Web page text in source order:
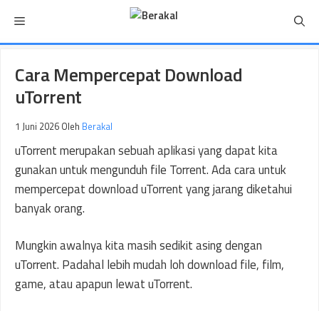
isi
Menu
Cara Mempercepat Download
uTorrent
1 Juni 2026 Oleh Berakal
uTorrent merupakan sebuah aplikasi yang dapat kita
gunakan untuk mengunduh file Torrent. Ada cara untuk
mempercepat download uTorrent yang jarang diketahui
banyak orang.
Mungkin awalnya kita masih sedikit asing dengan
uTorrent. Padahal lebih mudah loh download file, film,
game, atau apapun lewat uTorrent.